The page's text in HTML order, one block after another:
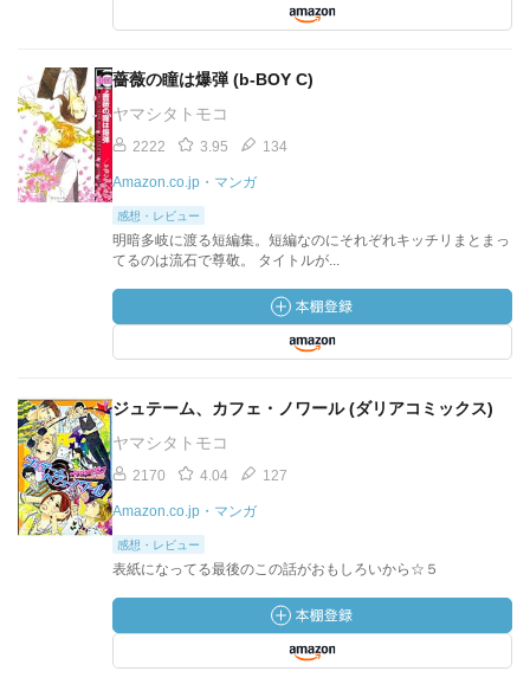
薔薇の瞳は爆弾 (b-BOY C)
ヤマシタトモコ
2222 3.95 134
Amazon.co.jp・マンガ
感想・レビュー
明暗多岐に渡る短編集。短編なのにそれぞれキッチリまとまっ
てるのは流石で尊敬。 タイトルが...
ジュテーム、カフェ・ノワール (ダリアコミックス)
ヤマシタトモコ
2170 4.04 127
Amazon.co.jp・マンガ
感想・レビュー
表紙になってる最後のこの話がおもしろいから☆５